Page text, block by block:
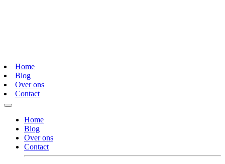
Home
Blog
Over ons
Contact
Home
Blog
Over ons
Contact